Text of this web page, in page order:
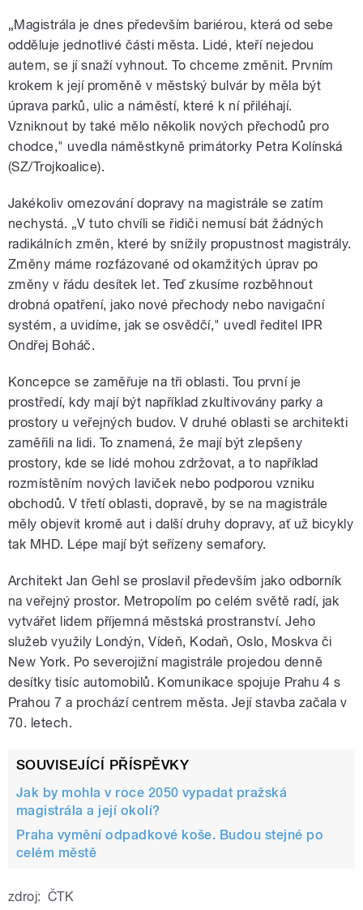
„Magistrála je dnes především bariérou, která od sebe
odděluje jednotlivé části města. Lidé, kteří nejedou
autem, se jí snaží vyhnout. To chceme změnit. Prvním
krokem k její proměně v městský bulvár by měla být
úprava parků, ulic a náměstí, které k ní přiléhají.
Vzniknout by také mělo několik nových přechodů pro
chodce," uvedla náměstkyně primátorky Petra Kolínská
(SZ/Trojkoalice).
Jakékoliv omezování dopravy na magistrále se zatím
nechystá. „V tuto chvíli se řidiči nemusí bát žádných
radikálních změn, které by snížily propustnost magistrály.
Změny máme rozfázované od okamžitých úprav po
změny v řádu desítek let. Teď zkusíme rozběhnout
drobná opatření, jako nové přechody nebo navigační
systém, a uvidíme, jak se osvědčí," uvedl ředitel IPR
Ondřej Boháč.
Koncepce se zaměřuje na tři oblasti. Tou první je
prostředí, kdy mají být například zkultivovány parky a
prostory u veřejných budov. V druhé oblasti se architekti
zaměřili na lidi. To znamená, že mají být zlepšeny
prostory, kde se lidé mohou zdržovat, a to například
rozmístěním nových laviček nebo podporou vzniku
obchodů. V třetí oblasti, dopravě, by se na magistrále
měly objevit kromě aut i další druhy dopravy, ať už bicykly
tak MHD. Lépe mají být seřízeny semafory.
Architekt Jan Gehl se proslavil především jako odborník
na veřejný prostor. Metropolím po celém světě radí, jak
vytvářet lidem příjemná městská prostranství. Jeho
služeb využily Londýn, Vídeň, Kodaň, Oslo, Moskva či
New York. Po severojižní magistrále projedou denně
desítky tisíc automobilů. Komunikace spojuje Prahu 4 s
Prahou 7 a prochází centrem města. Její stavba začala v
70. letech.
SOUVISEJÍCÍ PŘÍSPĚVKY
Jak by mohla v roce 2050 vypadat pražská
magistrála a její okolí?
Praha vymění odpadkové koše. Budou stejné po
celém městě
zdroj: ČTK